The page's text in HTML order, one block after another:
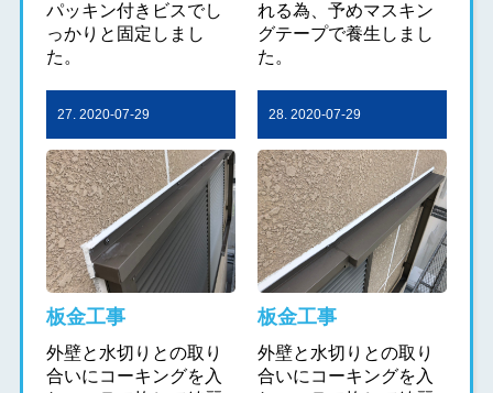
パッキン付きビスでし
っかりと固定しまし
た。
れる為、予めマスキン
グテープで養生しまし
た。
27. 2020-07-29
板金工事
外壁と水切りとの取り
合いにコーキングを入
28. 2020-07-29
板金工事
外壁と水切りとの取り
合いにコーキングを入